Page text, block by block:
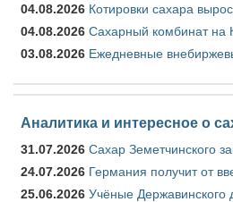
04.08.2026 Котировки сахара
04.08.2026 Сахарный комбинат на
03.08.2026 Ежедневные
Аналитика и интересное о
31.07.2026 Сахар Земетчинского
24.07.2026 Германия получит от
25.06.2026 Учёные Державинского